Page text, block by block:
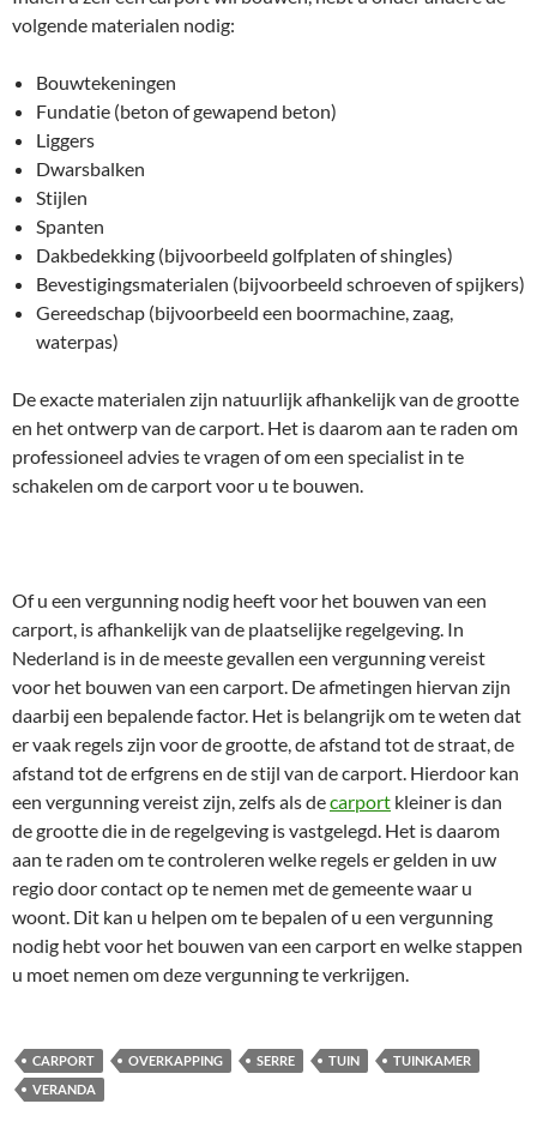
volgende materialen nodig:
Bouwtekeningen
Fundatie (beton of gewapend beton)
Liggers
Dwarsbalken
Stijlen
Spanten
Dakbedekking (bijvoorbeeld golfplaten of shingles)
Bevestigingsmaterialen (bijvoorbeeld schroeven of spijkers)
Gereedschap (bijvoorbeeld een boormachine, zaag,
waterpas)
De exacte materialen zijn natuurlijk afhankelijk van de grootte
en het ontwerp van de carport. Het is daarom aan te raden om
professioneel advies te vragen of om een specialist in te
schakelen om de carport voor u te bouwen.
Of u een vergunning nodig heeft voor het bouwen van een
carport, is afhankelijk van de plaatselijke regelgeving. In
Nederland is in de meeste gevallen een vergunning vereist
voor het bouwen van een carport. De afmetingen hiervan zijn
daarbij een bepalende factor. Het is belangrijk om te weten dat
er vaak regels zijn voor de grootte, de afstand tot de straat, de
afstand tot de erfgrens en de stijl van de carport. Hierdoor kan
een vergunning vereist zijn, zelfs als decarport kleiner is dan
de grootte die in de regelgeving is vastgelegd. Het is daarom
aan te raden om te controleren welke regels er gelden in uw
regio door contact op te nemen met de gemeente waar u
woont. Dit kan u helpen om te bepalen of u een vergunning
nodig hebt voor het bouwen van een carport en welke stappen
u moet nemen om deze vergunning te verkrijgen.
CARPORT OVERKAPPING SERRE TUIN
TUINKAMER
VERANDA